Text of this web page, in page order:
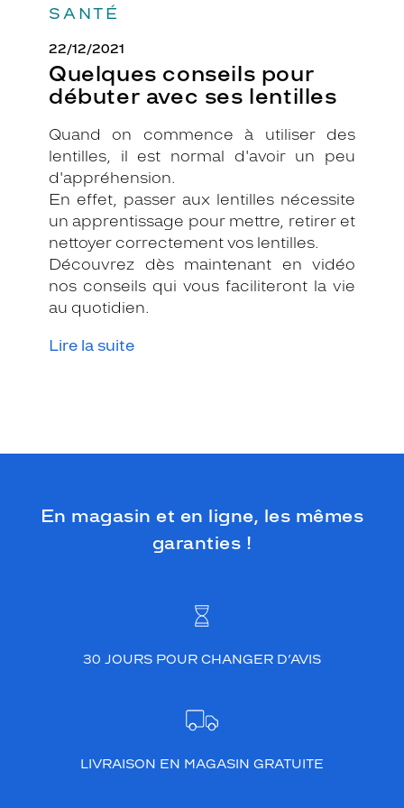
SANTÉ
22/12/2021
Quelques conseils pour
débuter avec ses lentilles
Quand on commence à utiliser des
lentilles, il est normal d'avoir un peu
d'appréhension.
En effet, passer aux lentilles nécessite
un apprentissage pour mettre, retirer et
nettoyer correctement vos lentilles.
Découvrez dès maintenant en vidéo
nos conseils qui vous faciliteront la vie
au quotidien.
Lire la suite
En magasin et en ligne, les mêmes
garanties !
30 JOURS POUR CHANGER D’AVIS
LIVRAISON EN MAGASIN GRATUITE